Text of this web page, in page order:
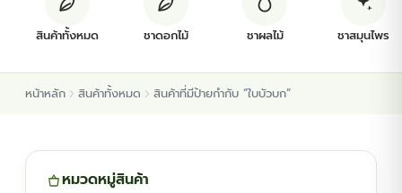
ต้นพันธุ์สมุนไพร
ต้นพันธุ์ไม้ป่า
สินค้าทั้งหมด ชาดอกไม้ ชาผลไม้ ชาสมุนไพร
หน้าหลัก สินค้าทั้งหมด สินค้าที่มีป้ายกำกับ “ใบบัวบก”
หมวดหมู่สินค้า